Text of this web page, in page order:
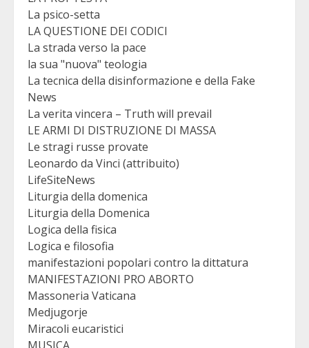
La psico-setta
LA QUESTIONE DEI CODICI
La strada verso la pace
la sua "nuova" teologia
La tecnica della disinformazione e della Fake
News
La verita vincera – Truth will prevail
LE ARMI DI DISTRUZIONE DI MASSA
Le stragi russe provate
Leonardo da Vinci (attribuito)
LifeSiteNews
Liturgia della domenica
Liturgia della Domenica
Logica della fisica
Logica e filosofia
manifestazioni popolari contro la dittatura
MANIFESTAZIONI PRO ABORTO
Massoneria Vaticana
Medjugorje
Miracoli eucaristici